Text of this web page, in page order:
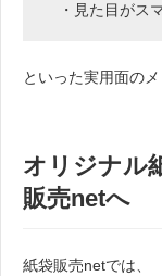
・見た目がス
といった実用面の
オリジナル
販売netへ
紙袋販売netでは、